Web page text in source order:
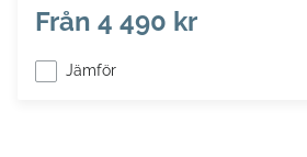
Från 4 490 kr
Jämför